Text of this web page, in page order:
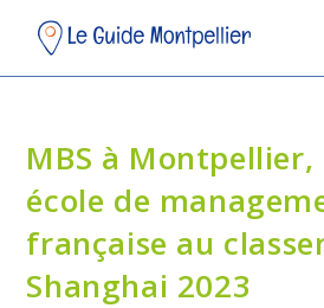
MBS à Montpellier,
école de
française au
Shanghai 2023